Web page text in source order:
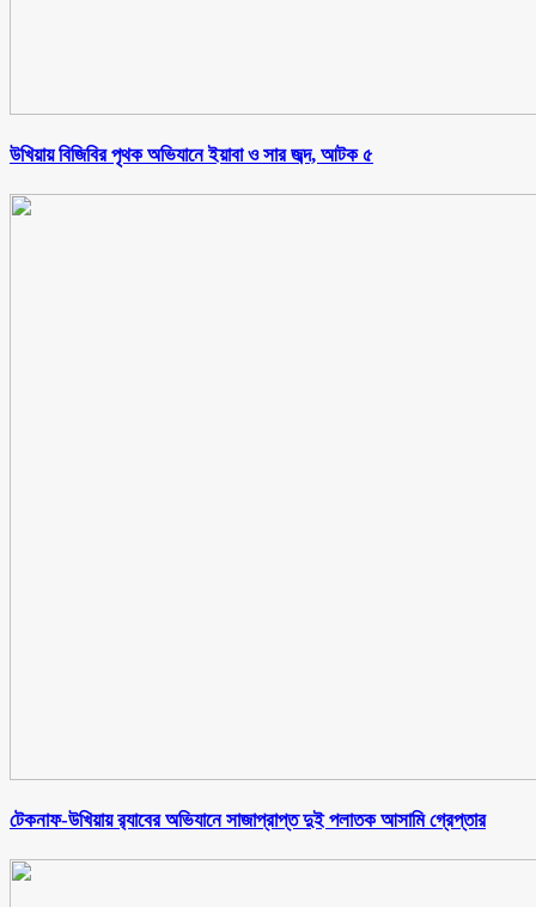
উখিয়ায় বিজিবির পৃথক অভিযানে ইয়াবা ও সার জব্দ, আটক ৫
টেকনাফ-উখিয়ায় র‌্যাবের অভিযানে সাজাপ্রাপ্ত দুই পলাতক আসামি গ্রেপ্তার